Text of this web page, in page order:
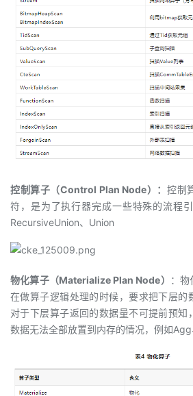
控制算子（Control Plan Node）： 控制
符，是为了执行器完成一些特殊的流程
RecursiveUnion、Union
物化算子（Materialize Plan Node）
：物
在做算子逻辑处理的时候，要求把下层的
对于下层算子返回的数据量不可提前预知
数据无法全部放置到内存的情况，例如